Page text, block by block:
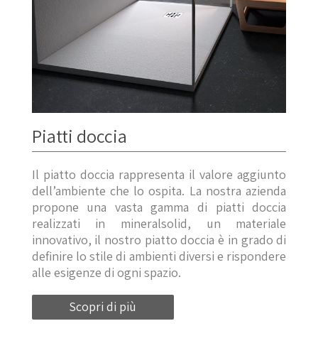
Piatti doccia
Il piatto doccia rappresenta il valore aggiunto
dell’ambiente che lo ospita. La nostra azienda
propone una vasta gamma di piatti doccia
realizzati in mineralsolid, un materiale
innovativo, il nostro piatto doccia è in grado di
definire lo stile di ambienti diversi e rispondere
alle esigenze di ogni spazio.
Scopri di più